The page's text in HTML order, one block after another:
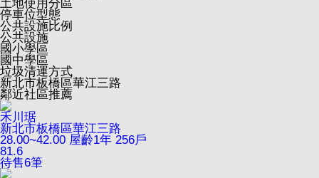
土地使用分區
停車位型態
公共設施比例
公共設施
國小學區
國中學區
垃圾清運方式
新北市板橋區華江三路
鄰近社區推薦
禾川琚
新北市板橋區華江三路
28.00~42.00 屋齡1年 256戶
81.6
待售6筆